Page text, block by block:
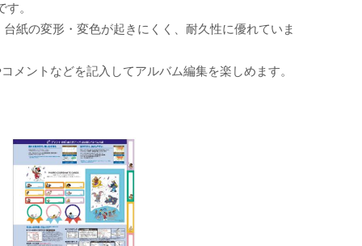
。
紙の変形・変色が起きにくく、耐久性に優れていま
メントなどを記入してアルバム編集を楽しめます。